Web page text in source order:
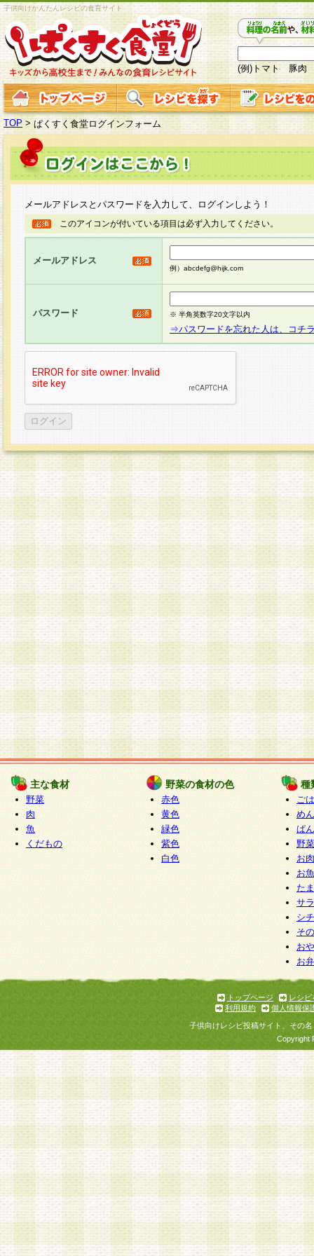
子供向けかんたんレシピの食育サイト
(例)トマト 豚肉
TOP > ぱくすく食堂ログインフォーム
メールアドレスとパスワードを入力して、ログインしよう！
このアイコンが付いている項目は必ず入力してください。
メールアドレス
例）abcdefg@hijk.com
パスワード ※ 半角英数字20文字以内
⇒パスワードを忘れた人は、コチ
主な食材
野菜
肉
魚
くだもの
野菜の食材の色
赤色
黄色
緑色
紫色
白色
種
ご
めん
ぱん
野
お
お
た
サ
シ
そ
お
お
トップページ
レシピ
利用規約
個人情報保
子供向けレシピ投稿サイト、その
Copyright